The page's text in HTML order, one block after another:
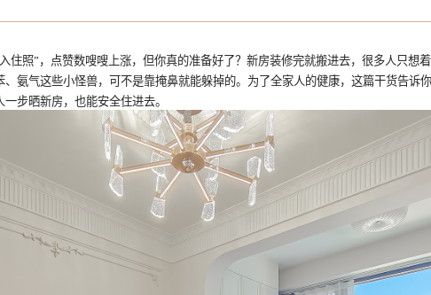
住照”，点赞数嗖嗖上涨，但你真的准备好了？新房装修完就搬进去，很多人只想
氨气这些小怪兽，可不是靠掩鼻就能躲掉的。为了全家人的健康，这篇干货告诉
步晒新房，也能安全住进去。